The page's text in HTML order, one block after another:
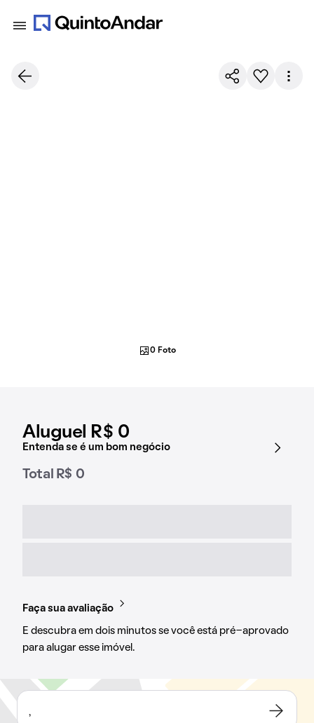
Aluguel R$ 0
Entenda se é um bom negócio
Total R$ 0
Faça sua avaliação
E descubra em dois minutos se você está pré-aprovado
para alugar esse imóvel.
0 Foto
,